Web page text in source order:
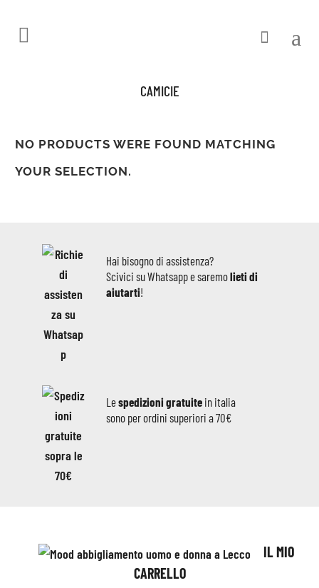
CAMICIE
NO PRODUCTS WERE FOUND MATCHING
YOUR SELECTION.
Hai bisogno di assistenza?
Scivici su Whatsapp e saremolieti di
aiutarti!
Lespedizioni gratuite in italia
sono per ordini superiori a 70€
IL MIO
CARRELLO